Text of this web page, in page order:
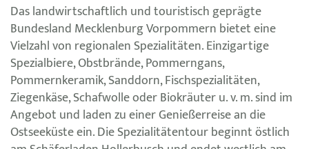
Das landwirtschaftlich und touristisch geprägte
Bundesland Mecklenburg Vorpommern bietet eine
Vielzahl von regionalen Spezialitäten. Einzigartige
Spezialbiere, Obstbrände, Pommerngans,
Pommernkeramik, Sanddorn, Fischspezialitäten,
Ziegenkäse, Schafwolle oder Biokräuter u. v. m. sind im
Angebot und laden zu einer Genießerreise an die
Ostseeküste ein. Die Spezialitätentour beginnt östlich